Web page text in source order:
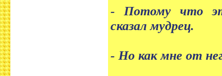
- Потому что
сказал мудрец.
- Но как мне от